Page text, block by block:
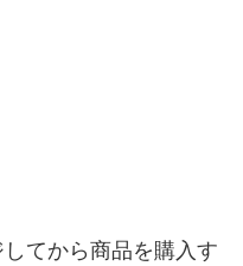
てから商品を購入す